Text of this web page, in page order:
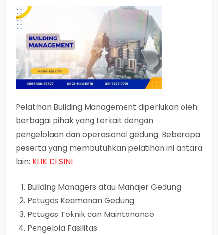
Pelatihan Building Management diperlukan oleh
berbagai pihak yang terkait dengan
pengelolaan dan operasional gedung. Beberapa
peserta yang membutuhkan pelatihan ini antara
lain: KLIK DI SINI
Building Managers atau Manajer Gedung
Petugas Keamanan Gedung
Petugas Teknik dan Maintenance
Pengelola Fasilitas